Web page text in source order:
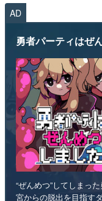
AD
勇者パーティはぜ
“ぜんめつ”してしまっ
宮からの脱出を目指す